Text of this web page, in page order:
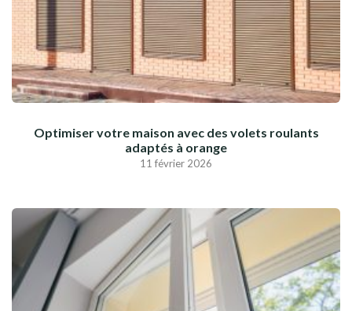
Optimiser votre maison avec des volets roulants
adaptés à orange
11 février 2026